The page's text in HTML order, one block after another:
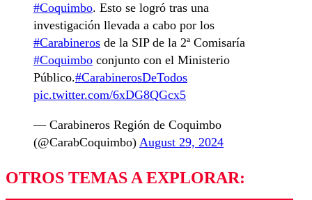
#Coquimbo. Esto se logró tras una
investigación llevada a cabo por los
#Carabineros de la SIP de la 2ª Comisaría
#Coquimbo conjunto con el Ministerio
Público.#CarabinerosDeTodos
pic.twitter.com/6xDG8QGcx5
— Carabineros Región de Coquimbo
(@CarabCoquimbo) August 29, 2024
OTROS TEMAS A EXPLORAR: